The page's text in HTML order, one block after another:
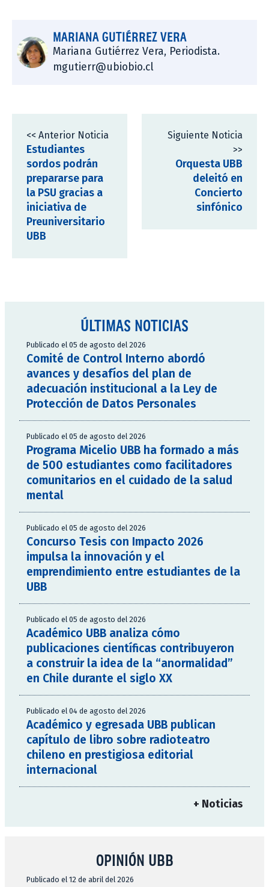
MARIANA GUTIÉRREZ VERA
Mariana Gutiérrez Vera, Periodista.
mgutierr@ubiobio.cl
<< Anterior Noticia
Estudiantes
sordos podrán
prepararse para
la PSU gracias a
iniciativa de
Preuniversitario
UBB
Siguiente Noticia
>>
Orquesta UBB
deleitó en
Concierto
sinfónico
ÚLTIMAS NOTICIAS
Publicado el 05 de agosto del 2026
Comité de Control Interno abordó
avances y desafíos del plan de
adecuación institucional a la Ley de
Protección de Datos Personales
Publicado el 05 de agosto del 2026
Programa Micelio UBB ha formado a más
de 500 estudiantes como facilitadores
comunitarios en el cuidado de la salud
mental
Publicado el 05 de agosto del 2026
Concurso Tesis con Impacto 2026
impulsa la innovación y el
emprendimiento entre estudiantes de la
UBB
Publicado el 05 de agosto del 2026
Académico UBB analiza cómo
publicaciones científicas contribuyeron
a construir la idea de la “anormalidad”
en Chile durante el siglo XX
Publicado el 04 de agosto del 2026
Académico y egresada UBB publican
capítulo de libro sobre radioteatro
chileno en prestigiosa editorial
internacional
+ Noticias
OPINIÓN UBB
Publicado el 12 de abril del 2026